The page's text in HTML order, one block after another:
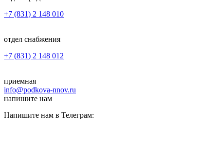
+7 (831) 2 148 010
отдел снабжения
+7 (831) 2 148 012
приемная
info@podkova-nnov.ru
напишите нам
Напишите нам в Телеграм: